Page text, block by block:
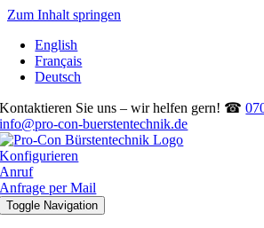
Zum Inhalt springen
English
Français
Deutsch
Kontaktieren Sie uns – wir helfen gern! ☎
info@pro-con-buerstentechnik.de
Konfigurieren
Anruf
Anfrage per Mail
Toggle Navigation